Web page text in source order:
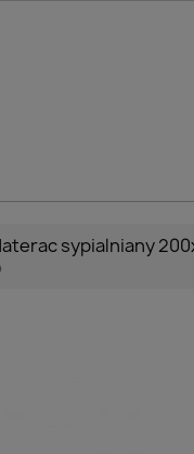
sypialniany